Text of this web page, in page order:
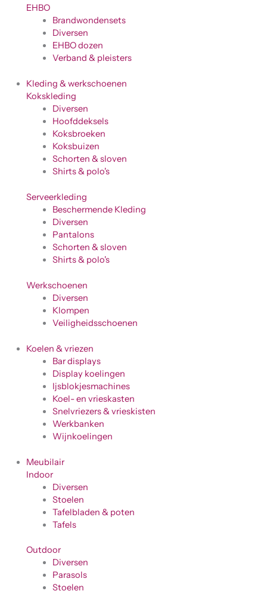
EHBO
Brandwondensets
Diversen
EHBO dozen
Verband & pleisters
Kleding & werkschoenen
Kokskleding
Diversen
Hoofddeksels
Koksbroeken
Koksbuizen
Schorten & sloven
Shirts & polo's
Serveerkleding
Beschermende Kleding
Diversen
Pantalons
Schorten & sloven
Shirts & polo's
Werkschoenen
Diversen
Klompen
Veiligheidsschoenen
Koelen & vriezen
Bar displays
Display koelingen
Ijsblokjesmachines
Koel- en vrieskasten
Snelvriezers & vrieskisten
Werkbanken
Wijnkoelingen
Meubilair
Indoor
Diversen
Stoelen
Tafelbladen & poten
Tafels
Outdoor
Diversen
Parasols
Stoelen